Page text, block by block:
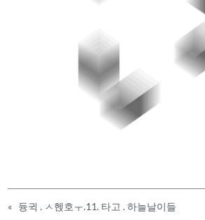
« 듕귁 . ㅅ헩호ㅜ.11. 타고 . 하늘날이들